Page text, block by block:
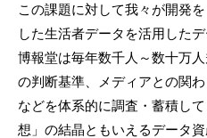
この課題に対して我々が開発
した生活者データを活用した
博報堂は毎年数千人～数十万
の判断基準、メディアとの関
などを体系的に調査・蓄積し
想」の結晶ともいえるデータ